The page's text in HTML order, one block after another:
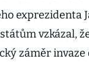
exprezidenta
vzkázal,
záměr invaze